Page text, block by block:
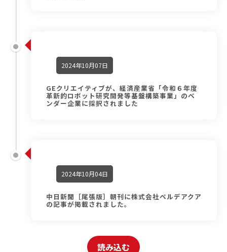
2024年10月07日
GEクリエイティブが、経済産業省「令和６年度
革新的ロボット研究開発等基盤構築事業」のベ
ンダー企業に採択されました
2024年10月04日
中日新聞［尾張版］朝刊に株式会社ベルデアクア
の記事が掲載されました。
読み込む